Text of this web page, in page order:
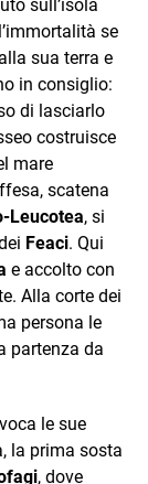
sull’isola
se
sua terra e
in consiglio:
di lasciarlo
costruisce
mare
scatena
Leucotea, si
Feaci. Qui
e accolto con
Alla corte dei
persona le
partenza da
le sue
la prima sosta
, dove